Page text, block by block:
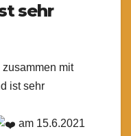
sehr
mit
ist sehr
am 15.6.2021